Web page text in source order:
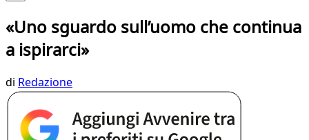
«Uno sguardo sull’uomo che continua
a ispirarci»
di Redazione